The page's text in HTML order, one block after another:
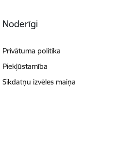
Noderīgi
Privātuma politika
Piekļūstamība
Sīkdatņu izvēles maiņa